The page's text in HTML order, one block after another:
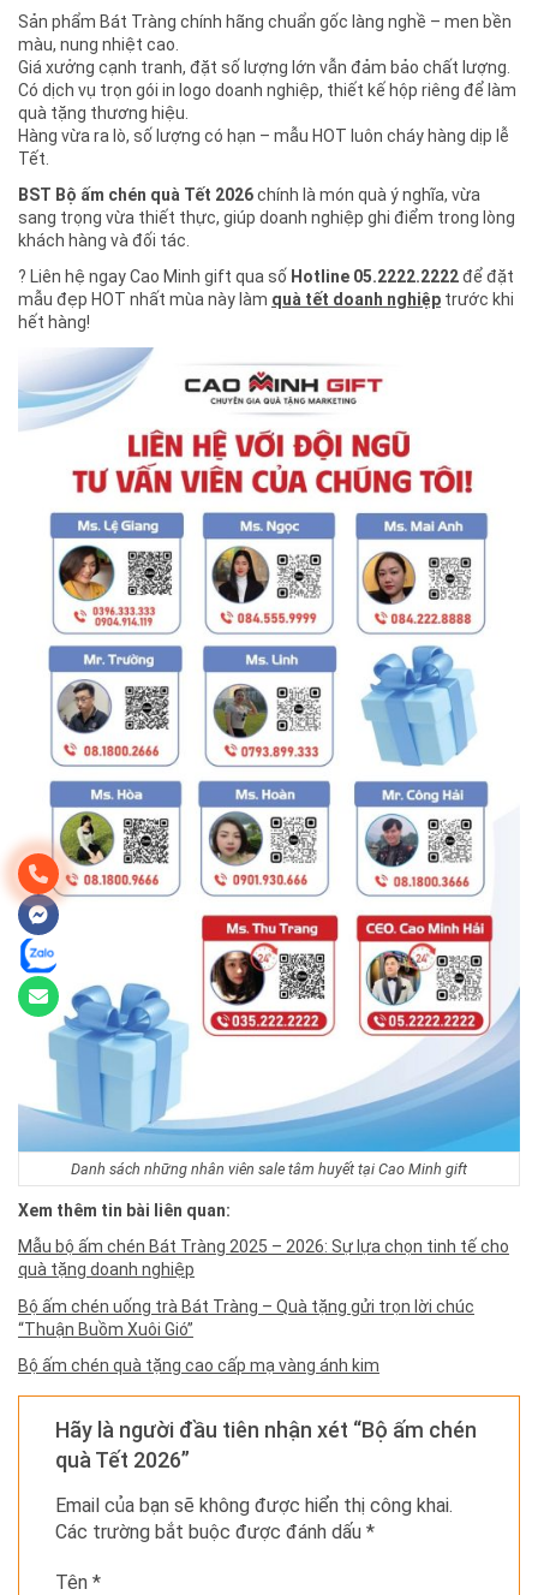
Sản phẩm Bát Tràng chính hãng chuẩn gốc làng nghề – men bền
màu, nung nhiệt cao.
Giá xưởng cạnh tranh, đặt số lượng lớn vẫn đảm bảo chất lượng.
Có dịch vụ trọn gói in logo doanh nghiệp, thiết kế hộp riêng để làm
quà tặng thương hiệu.
Hàng vừa ra lò, số lượng có hạn – mẫu HOT luôn cháy hàng dịp lễ
Tết.
BST Bộ ấm chén quà Tết 2026chính là món quà ý nghĩa, vừa
sang trọng vừa thiết thực, giúp doanh nghiệp ghi điểm trong lòng
khách hàng và đối tác.
? Liên hệ ngay Cao Minh gift qua số Hotline 05.2222.2222để đặt
mẫu đẹp HOT nhất mùa này làm quà tết doanh nghiệp trước khi
hết hàng!
Danh sách những nhân viên sale tâm huyết tại Cao Minh gift
Xem thêm tin bài liên quan:
Mẫu bộ ấm chén Bát Tràng 2025 – 2026: Sự lựa chọn tinh tế cho
quà tặng doanh nghiệp
Bộ ấm chén uống trà Bát Tràng – Quà tặng gửi trọn lời chúc
“Thuận Buồm Xuôi Gió”
Bộ ấm chén quà tặng cao cấp mạ vàng ánh kim
Hãy là người đầu tiên nhận xét “Bộ ấm chén
quà Tết 2026”
Email của bạn sẽ không được hiển thị công khai.
Các trường bắt buộc được đánh dấu *
Tên *